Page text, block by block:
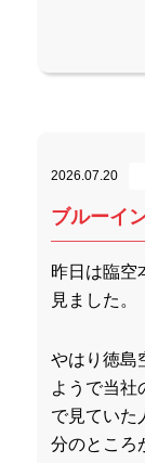
2026.07.20
ブルーイ
昨日は臨空
見ました。
やはり徳島
ようで当社
で見ていた
分のところ